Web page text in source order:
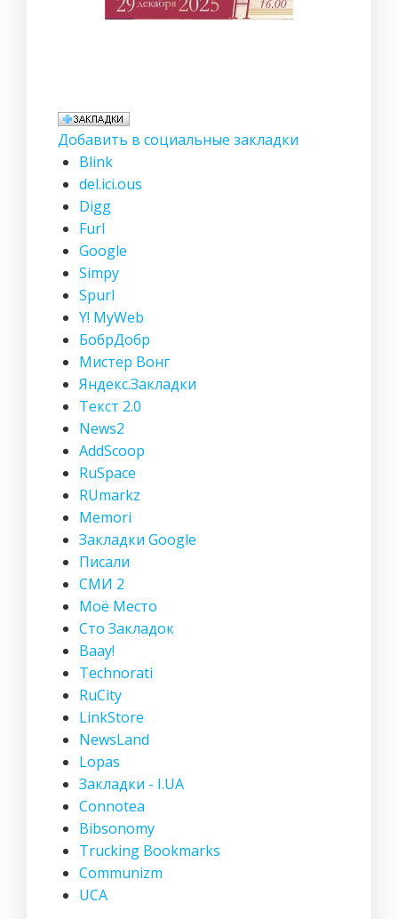
Добавить в социальные закладки
Blink
del.ici.ous
Digg
Furl
Google
Simpy
Spurl
Y! MyWeb
БобрДобр
Мистер Вонг
Яндекс.Закладки
Текст 2.0
News2
AddScoop
RuSpace
RUmarkz
Memori
Закладки Google
Писали
СМИ 2
Моё Место
Сто Закладок
Ваау!
Technorati
RuCity
LinkStore
NewsLand
Lopas
Закладки - I.UA
Connotea
Bibsonomy
Trucking Bookmarks
Communizm
UCA